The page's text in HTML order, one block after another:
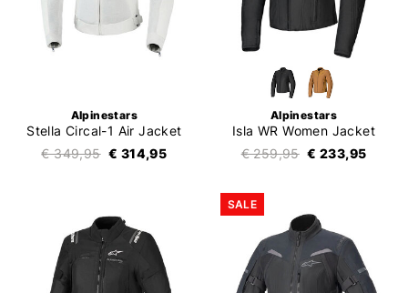
Alpinestars
Stella Circal-1 Air Jacket
€ 349,95 € 314,95
Alpinestars
Isla WR Women Jacket
€ 259,95 € 233,95
SALE